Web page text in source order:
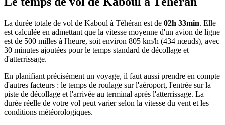
La durée totale de vol de Kaboul à Téhéran est de 02h 33min. Elle
est calculée en admettant que la vitesse moyenne d'un avion de ligne
est de 500 milles à l'heure, soit environ 805 km/h (434 nœuds), avec
30 minutes ajoutées pour le temps standard de décollage et
d'atterrissage.
En planifiant précisément un voyage, il faut aussi prendre en compte
d'autres facteurs : le temps de roulage sur l'aéroport, l'entrée sur la
piste de décollage et l'arrivée au terminal après l'atterrissage. La
durée réelle de votre vol peut varier selon la vitesse du vent et les
conditions météorologiques.